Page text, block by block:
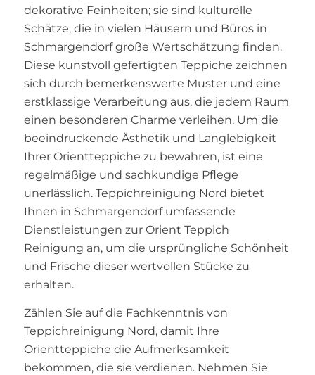
dekorative Feinheiten; sie sind kulturelle
Schätze, die in vielen Häusern und Büros in
Schmargendorf große Wertschätzung finden.
Diese kunstvoll gefertigten Teppiche zeichnen
sich durch bemerkenswerte Muster und eine
erstklassige Verarbeitung aus, die jedem Raum
einen besonderen Charme verleihen. Um die
beeindruckende Ästhetik und Langlebigkeit
Ihrer Orientteppiche zu bewahren, ist eine
regelmäßige und sachkundige Pflege
unerlässlich. Teppichreinigung Nord bietet
Ihnen in Schmargendorf umfassende
Dienstleistungen zur Orient Teppich
Reinigung an, um die ursprüngliche Schönheit
und Frische dieser wertvollen Stücke zu
erhalten.
Zählen Sie auf die Fachkenntnis von
Teppichreinigung Nord, damit Ihre
Orientteppiche die Aufmerksamkeit
bekommen, die sie verdienen. Nehmen Sie